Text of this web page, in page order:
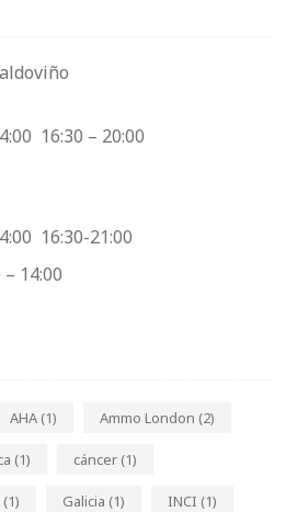
16:30 – 20:00
16:30-21:00
14:00
AHA (1) Ammo London (2)
(1) cáncer (1)
(1) Galicia (1) INCI (1)